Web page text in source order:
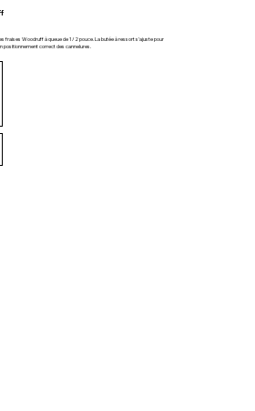
fraises Woodruff à queue de 1/2 pouce. La butée à ressort s'ajuste pour
positionnement correct des cannelures.